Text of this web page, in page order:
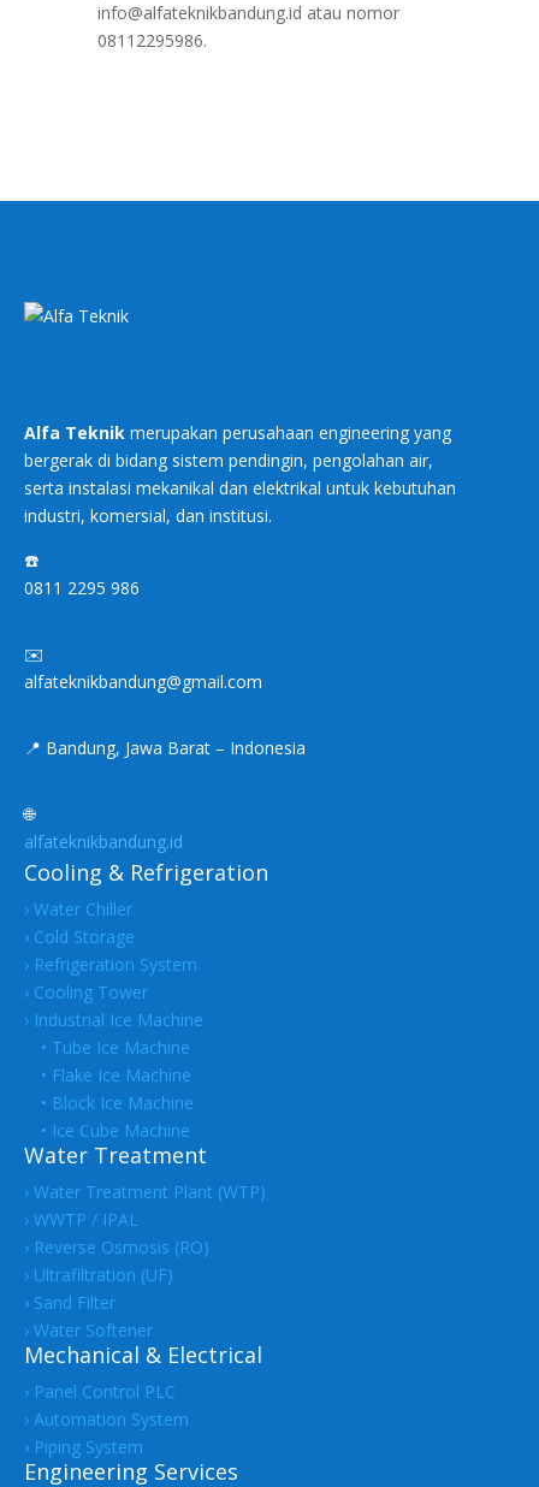
info@alfateknikbandung.id atau nomor
08112295986.
Alfa Teknik merupakan perusahaan engineering yang
bergerak di bidang sistem pendingin, pengolahan air,
serta instalasi mekanikal dan elektrikal untuk kebutuhan
industri, komersial, dan institusi.
☎️
0811 2295 986
✉️
alfateknikbandung@gmail.com
📍 Bandung, Jawa Barat – Indonesia
🌐
alfateknikbandung.id
Cooling & Refrigeration
› Water Chiller
› Cold Storage
› Refrigeration System
› Cooling Tower
› Industrial Ice Machine
• Tube Ice Machine
• Flake Ice Machine
• Block Ice Machine
• Ice Cube Machine
Water Treatment
› Water Treatment Plant (WTP)
› WWTP / IPAL
› Reverse Osmosis (RO)
› Ultrafiltration (UF)
› Sand Filter
› Water Softener
Mechanical & Electrical
› Panel Control PLC
› Automation System
› Piping System
Engineering Services